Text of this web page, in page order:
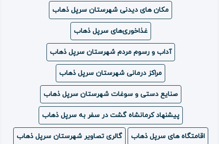
مکان های دیدنی شهرستان سرپل ذهاب
غذاخوری‌های سرپل ذهاب
آداب و رسوم مردم شهرستان سرپل ذهاب
مراکز درمانی شهرستان سرپل ذهاب
صنایع دستی و سوغات شهرستان سرپل ذهاب
پیشنهاد کرمانشاه گشت در سفر به سرپل ذهاب
اقامتگاه های سرپل ذهاب گالری تصاویر شهرستان سرپل ذهاب